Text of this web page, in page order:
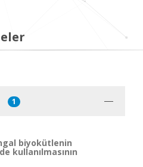
1
biyokütlenin
kullanılmasının